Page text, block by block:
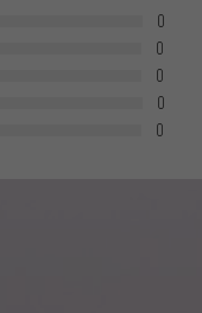
0
0
0
0
0